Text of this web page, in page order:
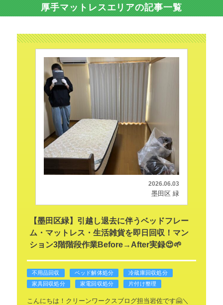
厚手マットレスエリアの記事一覧
2026.06.03
墨田区 緑
【墨田区緑】引越し退去に伴うベッドフレー
ム・マットレス・生活雑貨を即日回収！マン
ション3階階段作業Before→After実録😍🌱
不用品回収 ベッド解体処分
冷蔵庫回収処分
家具回収処分
家電回収処分 片付け整理
こんにちは！クリーンワークスブログ担当岩佐です🤗＼